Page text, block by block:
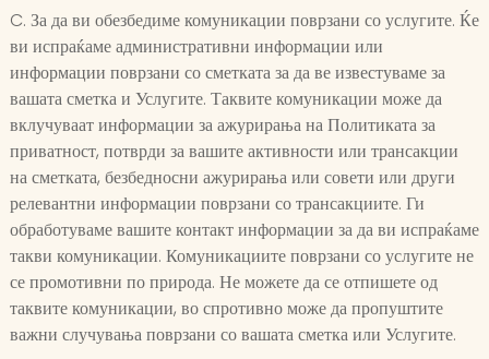
C. За да ви обезбедиме комуникации поврзани со услугите. Ќе
ви испраќаме административни информации или
информации поврзани со сметката за да ве известуваме за
вашата сметка и Услугите. Таквите комуникации може да
вклучуваат информации за ажурирања на Политиката за
приватност, потврди за вашите активности или трансакции
на сметката, безбедносни ажурирања или совети или други
релевантни информации поврзани со трансакциите. Ги
обработуваме вашите контакт информации за да ви испраќаме
такви комуникации. Комуникациите поврзани со услугите не
се промотивни по природа. Не можете да се отпишете од
таквите комуникации, во спротивно може да пропуштите
важни случувања поврзани со вашата сметка или Услугите.